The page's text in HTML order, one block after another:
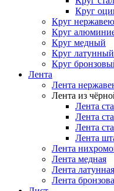
Круг
Круг
Круг
Круг медный
Круг латунный
Круг
Лента
Лента
Лента из
Лента
Лента
Лента
Лента
Лента
Лента медная
Лента латунная
Лента